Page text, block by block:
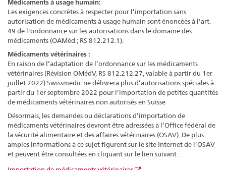
Médicaments à usage humain:
Les exigences concrètes à respecter pour l’importation sans
autorisation de médicaments à usage humain sont énoncées à l'art.
49 de l'ordonnance sur les autorisations dans le domaine des
médicaments (OAMéd ; RS 812.212.1).
Médicaments vétérinaires :
En raison de l’adaptation de l’ordonnance sur les médicaments
vétérinaires (Révision OMédV, RS 812.212.27, valable à partir du 1er
juillet 2022) Swissmedic ne délivrera plus d’autorisations spéciales à
partir du 1er septembre 2022 pour l’importation de petites quantités
de médicaments vétérinaires non autorisés en Suisse
Désormais, les demandes ou déclarations d’importation de
médicaments vétérinaires devront être adressées à l’Office fédéral de
la sécurité alimentaire et des affaires vétérinaires (OSAV). De plus
amples informations à ce sujet figurent sur le site Internet de l’OSAV
et peuvent être consultées en cliquant sur le lien suivant :